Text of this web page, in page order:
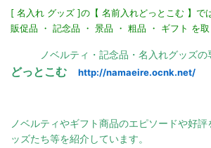
[ 名入れ グッズ ]の【 名前入れどっとこむ 】で
販促品 ・ 記念品 ・ 景品 ・ 粗品 ・ ギフト を取
ノベルティ・記念品・名入れグッズの
どっとこむ
http://namaeire.ocnk.net/
ノベルティやギフト商品のエピソードや好
ッズたち等を紹介しています。